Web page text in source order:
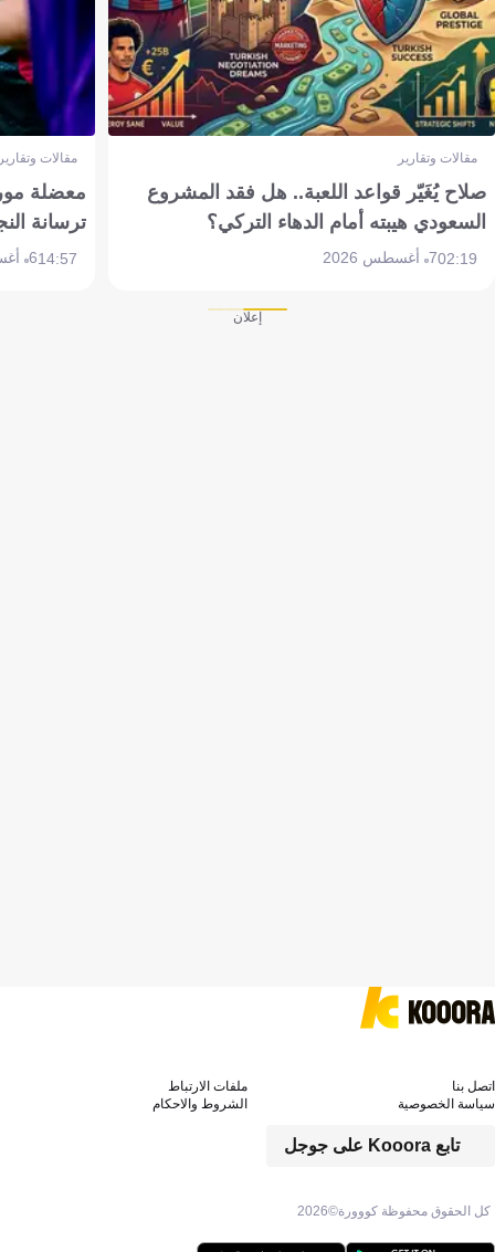
مقالات وتقارير
صلاح يُغَيّر قواعد اللعبة.. هل فقد المشروع
السعودي هيبته أمام الدهاء التركي؟
02:197 أغسطس 2026
مقالات
معضلة
ترسانة
14:576 أغسطس 2026
إعلان
كل الحقوق محفوظة كووورة©2026
تابع Kooora على جوجل
اتصل بنا
ملفات الارتباط
سياسة الخصوصية
الشروط والاحكام